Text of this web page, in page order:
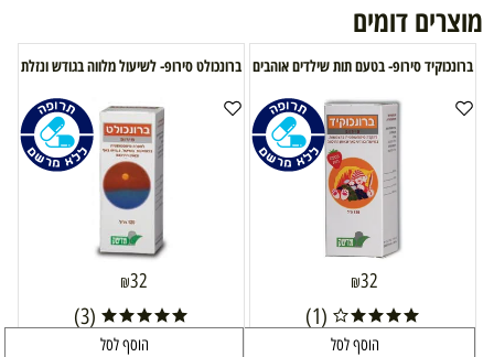
מוצרים דומים
ברונכוקיד סירופ- בטעם תות שילדים אוהבים
₪32
(1)
הוסף לסל
ברונכולט סירופ- לשיעול מלווה בגודש ונזלת
₪32
(3)
הוסף לסל